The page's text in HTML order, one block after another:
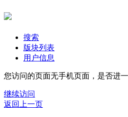
搜索
版块列表
用户信息
您访问的页面无手机页面，是否进
继续访问
返回上一页